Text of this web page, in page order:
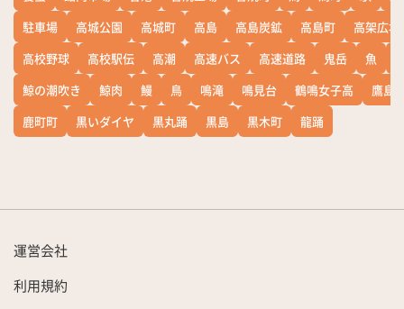
駐車場
高城公園 高城町 高島 高島炭鉱 高島町
高架広場
高校野球
高校駅伝 高潮 高速バス 高速道路 鬼岳 魚
鯨の潮吹き
鯨肉 鰻 鳥 鳴滝 鳴見台 鶴鳴女子高
鷹島
鹿町町
黒いダイヤ 黒丸踊 黒島 黒木町 龍踊
運営会社
利用規約